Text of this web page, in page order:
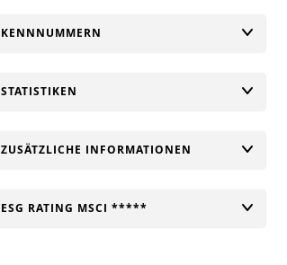
UMSCHALTEN
KENNNUMMERN
UMSCHALTEN
STATISTIKEN
UMSCHALTEN
ZUSÄTZLICHE INFORMATIONEN
UMSCHALTEN
ESG RATING MSCI *****